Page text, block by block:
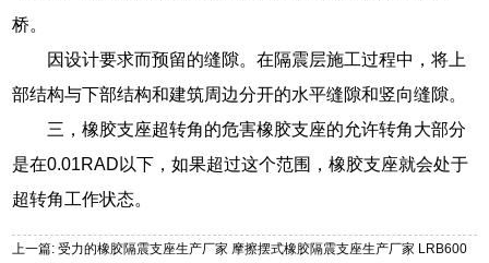
桥。
因设计要求而预留的缝隙。在隔震层施工过程中，将上
部结构与下部结构和建筑周边分开的水平缝隙和竖向缝隙。
三，橡胶支座超转角的危害橡胶支座的允许转角大部分
是在0.01RAD以下，如果超过这个范围，橡胶支座就会处于
超转角工作状态。
上一篇: 受力的橡胶隔震支座生产厂家 摩擦摆式橡胶隔震支座生产厂家 LRB600